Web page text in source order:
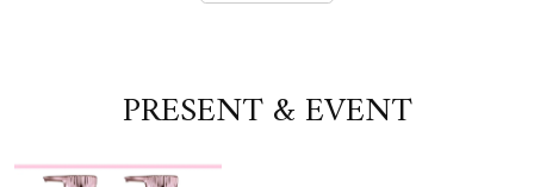
PRESENT & EVENT